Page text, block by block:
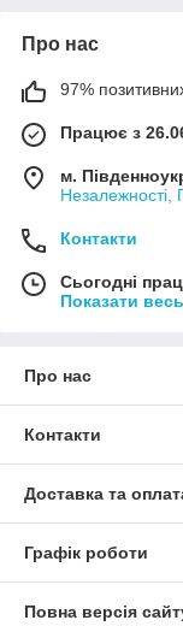
Про нас
97%
Працює з
м.
Незалежності,
Контакти
Сьогодні
Показати
Про нас
Контакти
Доставка та
Графік роботи
Повна версія